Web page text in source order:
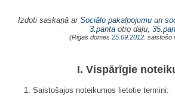
Izdoti saskaņā ar Sociālo pakalpojumu un
3.panta otro daļu,
(Rīgas domes 25.09.2012. saistošo
I. Vispārīgie
1. Saistošajos noteikumos lietotie termini: